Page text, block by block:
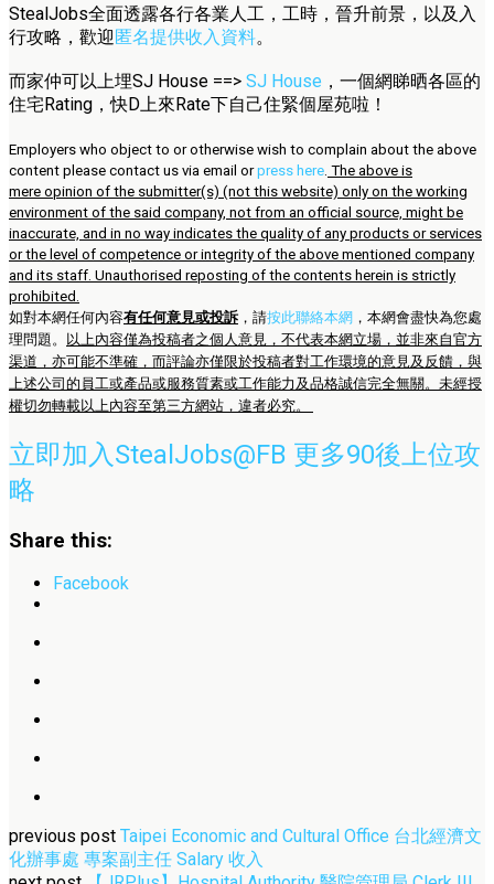
StealJobs全面透露各行各業人工，工時，晉升前景，以及入
行攻略，歡迎匿名提供收入資料。
而家仲可以上埋SJ House ==> SJ House ，一個網睇晒各區的
住宅Rating，快D上來Rate下自己住緊個屋苑啦！
Employers who object to or otherwise wish to complain about the above
content please contact us via email orpress here The above is
mere opinion of the submitter(s) (not this website) only on the working
environment of the said company, not from an official source, might be
inaccurate, and in no way indicates the quality of any products or services
or the level of competence or integrity of the above mentioned company
and its staff. Unauthorised reposting of the contents herein is strictly
prohibited.
如對本網任何內容有任何意見或投訴 ，請按此聯絡本網 ，本網會盡快為您處
理問題。
以上內容僅為投稿者之個人意見，不代表本網立場，並非來自官方
渠道，亦可能不準確，而評論亦僅限於投稿者對工作環境的意見及反饋，與
上述公司的員工或產品或服務質素或工作能力及品格誠信完全無關。未經授
權切勿轉載以上內容至第三方網站，違者必究。
立即加入StealJobs@FB 更多90後上位攻
略
Share this:
Facebook
previous post Taipei Economic and Cultural Office 台北經濟文
化辦事處 專案副主任 Salary 收入